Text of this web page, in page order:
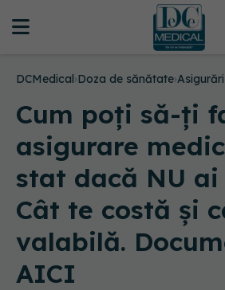
DCMedical›Doza de sănătate›Asigurări
Cum poți să-ți
asigurare
stat dacă NU
Cât te costă și
valabilă.
AICI